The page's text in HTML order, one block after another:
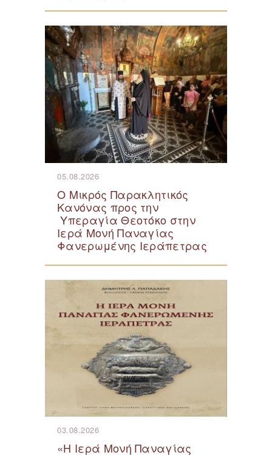
05.08.2026
Ο Μικρός Παρακλητικός
Κανόνας προς την
Υπεραγία Θεοτόκο στην
Ιερά Μονή Παναγίας
Φανερωμένης Ιεράπετρας
03.08.2026
«Η Ιερά Μονή Παναγίας